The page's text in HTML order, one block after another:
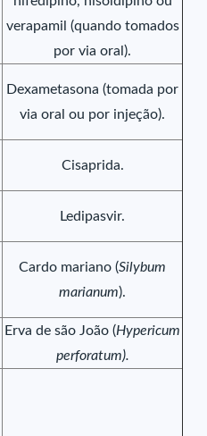
verapamil (quando tomados
por via oral).
Dexametasona (tomada por
via oral ou por injeção).
Cisaprida.
Ledipasvir.
Cardo mariano (Silybum
marianum).
Erva de são João (Hypericum
perforatum).